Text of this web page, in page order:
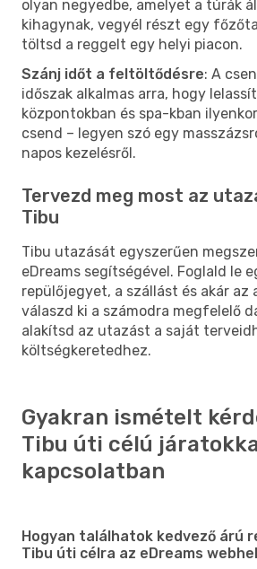
olyan negyedbe, amelyet a túrák
kihagynak, vegyél részt egy
töltsd a reggelt egy helyi piacon.
Szánj időt a feltöltődésre: A
időszak alkalmas arra, hogy
központokban és spa-kban
csend – legyen szó egy
napos kezelésről.
Tervezd meg most az
Tibu
Tibu utazását egyszerűen
eDreams segítségével. Foglald le
repülőjegyet, a szállást és akár az
válaszd ki a számodra megfelelő
alakítsd az utazást a saját
költségkeretedhez.
Gyakran ismételt
Tibu úti célú
kapcsolatban
Hogyan találhatok kedvező árú
Tibu úti célra az eDreams